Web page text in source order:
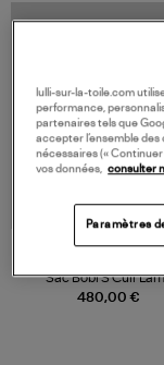
480,00 €
Sac Bobi S Cuir
Champagne
lulli-sur-la-toile.com
performance,
partenaires tels que
accepter l’ensemble
nécessaires (« Continuer
vos données,
consulter
Paramètres